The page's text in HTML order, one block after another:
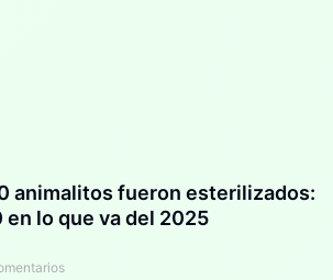
animalitos fueron esterilizados:
en lo que va del 2025